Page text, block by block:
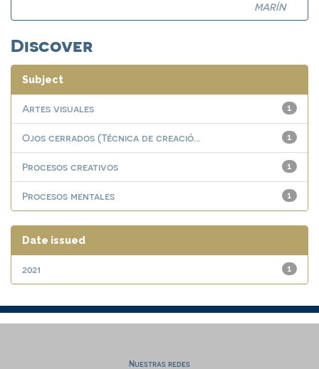
MARÍN
Discover
Subject
1
Artes visuales
1
Ojos cerrados (Técnica de creació...
1
Procesos creativos
1
Procesos mentales
Date issued
1
2021
Nuestras redes